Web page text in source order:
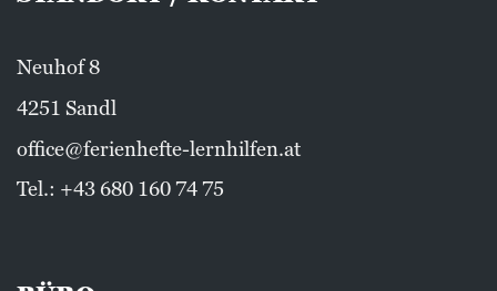
Neuhof 8
4251 Sandl
office@ferienhefte-lernhilfen.at
Tel.: +43 680 160 74 75